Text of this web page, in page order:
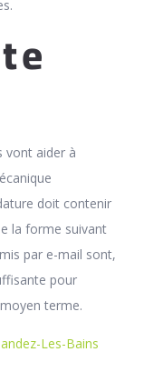
vont aider à
doit contenir
la forme suivant
par e-mail sont,
pour
terme.
Les-Bains